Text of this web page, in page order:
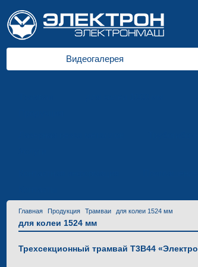
Видеогалерея
Главная Продукция Трамваи для колеи 1524 мм
для колеи 1524 мм
Трехсекционный трамвай T3B44